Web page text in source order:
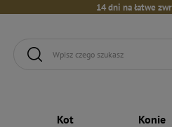
14 dni na łatwe
Kot Konie